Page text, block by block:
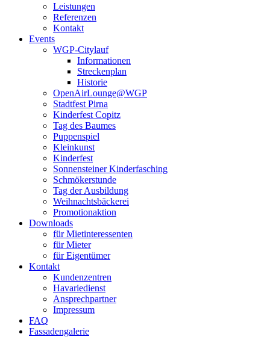
Leistungen
Referenzen
Kontakt
Events
WGP-Citylauf
Informationen
Streckenplan
Historie
OpenAirLounge@WGP
Stadtfest Pirna
Kinderfest Copitz
Tag des Baumes
Puppenspiel
Kleinkunst
Kinderfest
Sonnensteiner Kinderfasching
Schmökerstunde
Tag der Ausbildung
Weihnachtsbäckerei
Promotionaktion
Downloads
für Mietinteressenten
für Mieter
für Eigentümer
Kontakt
Kundenzentren
Havariedienst
Ansprechpartner
Impressum
FAQ
Fassadengalerie